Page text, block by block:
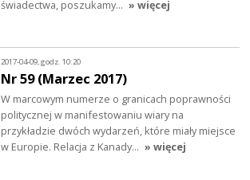
świadectwa, poszukamy… » więcej
2017-04-09, godz. 10:20
Nr 59 (Marzec 2017)
W marcowym numerze o granicach poprawności
politycznej w manifestowaniu wiary na
przykładzie dwóch wydarzeń, które miały miejsce
w Europie. Relacja z Kanady… » więcej